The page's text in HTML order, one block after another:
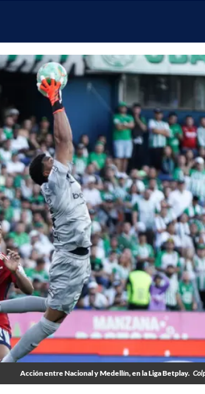
Acción entre Nacional y Medellín, en la Liga Betplay.